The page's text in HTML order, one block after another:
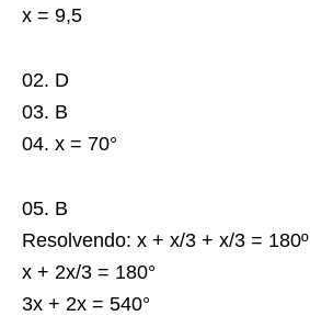
x = 9,5
02. D
03. B
04. x = 70°
05. B
Resolvendo: x + x/3 + x/3 = 180º
x + 2x/3 = 180°
3x + 2x = 540°